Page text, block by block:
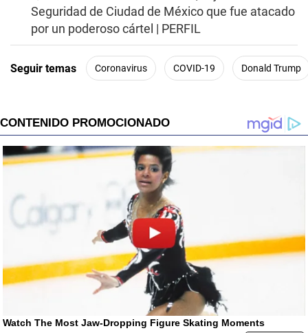
Seguridad de Ciudad de México que fue atacado
por un poderoso cártel | PERFIL
Seguir temas Coronavirus COVID-19 Donald Trump